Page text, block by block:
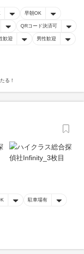
早朝OK
QRコード決済可
歓迎 男性歓迎
る！
駐車場有